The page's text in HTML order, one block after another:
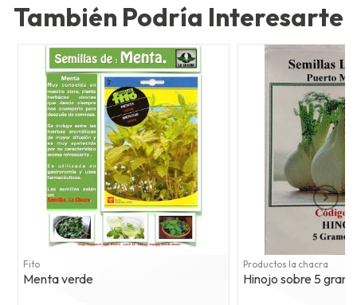
También Podría Interesarte
Fito
Menta verde
Productos la chacra
Hinojo sobre 5